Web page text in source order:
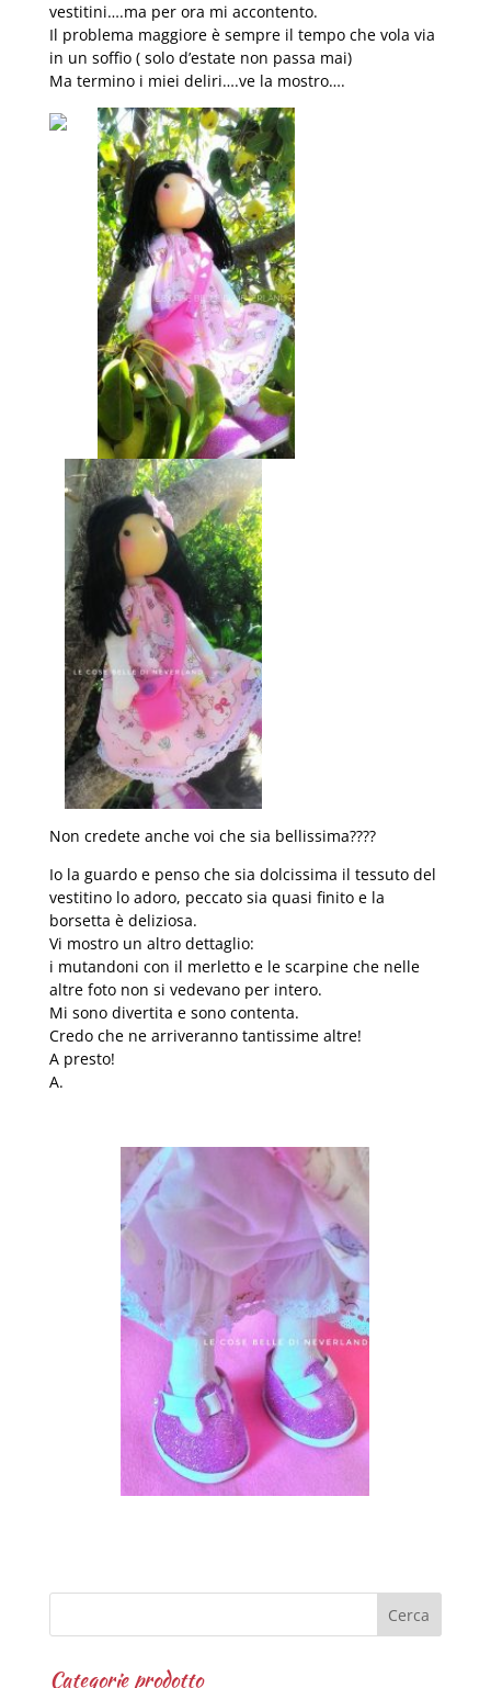
vestitini….ma per ora mi accontento.
Il problema maggiore è sempre il tempo che vola via
in un soffio ( solo d’estate non passa mai)
Ma termino i miei deliri….ve la mostro….
Non credete anche voi che sia bellissima????
Io la guardo e penso che sia dolcissima il tessuto del
vestitino lo adoro, peccato sia quasi finito e la
borsetta è deliziosa.
Vi mostro un altro dettaglio:
i mutandoni con il merletto e le scarpine che nelle
altre foto non si vedevano per intero.
Mi sono divertita e sono contenta.
Credo che ne arriveranno tantissime altre!
A presto!
A.
Categorie prodotto